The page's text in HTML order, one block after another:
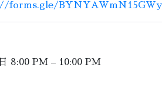
forms.gle/
8:00 PM – 10:00 PM